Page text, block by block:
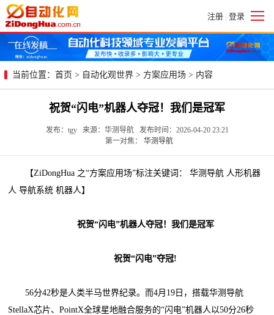
注册 | 登录
当前位置： 首页 > 自动化观世界 > 方案应用场 > 内容
祝贺“闪电”机器人夺冠！我们是冠军
发布：tgy 来源：华测导航 发布时间：2026-04-20 23:21
第一对焦： 华测导航
【ZiDongHua 之“方案应用场”标注关键词： 华测导航 人形机器
人 导航系统 机器人】
祝贺“闪电”机器人夺冠！我们是冠军
祝贺“闪电”夺冠!
56分42秒是人类半马世界纪录。而4月19日，搭载华测导航
StellaX芯片、PointX全球星地融合服务的“闪电”机器人以50分26秒